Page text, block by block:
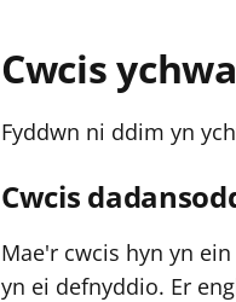
Cwcis
Fyddwn ni ddim yn
Cwcis
Mae'r cwcis hyn yn
yn ei defnyddio. Er